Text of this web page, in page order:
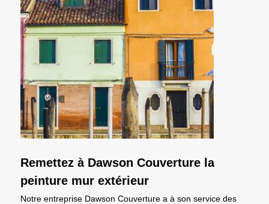
Remettez à Dawson Couverture la
peinture mur extérieur
Notre entreprise Dawson Couverture a à son service des